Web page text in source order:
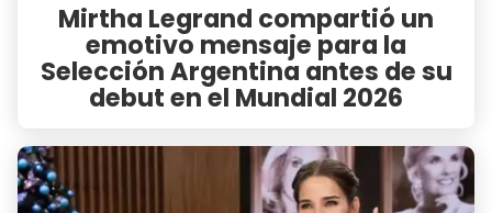
Mirtha Legrand compartió un
emotivo mensaje para la
Selección Argentina antes de su
debut en el Mundial 2026